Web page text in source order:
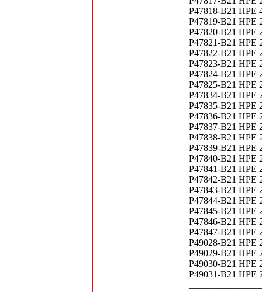
P47818-B21 HPE
P47819-B21 HPE
P47820-B21 HPE
P47821-B21 HPE
P47822-B21 HPE
P47823-B21 HPE
P47824-B21 HPE
P47825-B21 HPE
P47834-B21 HPE
P47835-B21 HPE
P47836-B21 HPE
P47837-B21 HPE
P47838-B21 HPE
P47839-B21 HPE
P47840-B21 HPE
P47841-B21 HPE
P47842-B21 HPE
P47843-B21 HPE
P47844-B21 HPE
P47845-B21 HPE
P47846-B21 HPE
P47847-B21 HPE
P49028-B21 HPE
P49029-B21 HPE
P49030-B21 HPE
P49031-B21 HPE